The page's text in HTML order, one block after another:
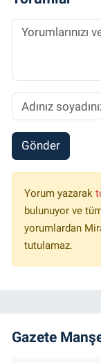
Gönder
Yorum yazarak
bulunuyor ve
yorumlardan
tutulamaz.
Gazete